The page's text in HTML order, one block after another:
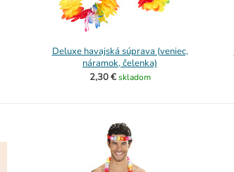
Deluxe havajská súprava (veniec,
náramok, čelenka)
2,30 € skladom